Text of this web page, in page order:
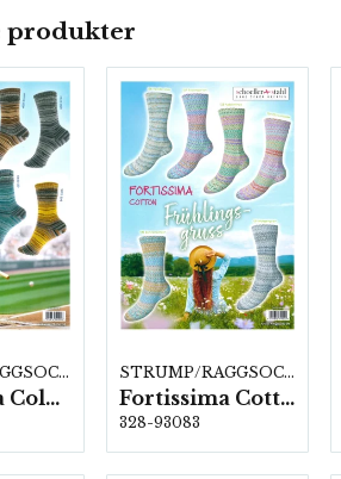
produkter
STRUMP/RAGGSOCKSGARN
Fortissima Color "Linienspiel" 4-fach, 6 färger á 1,0 kg.
STRUMP/RAGGSOCKSGARN
Fortissima Cotton "Frühlingsgruss" 4-fach, 6 färger a1,0 kg.
328-93083